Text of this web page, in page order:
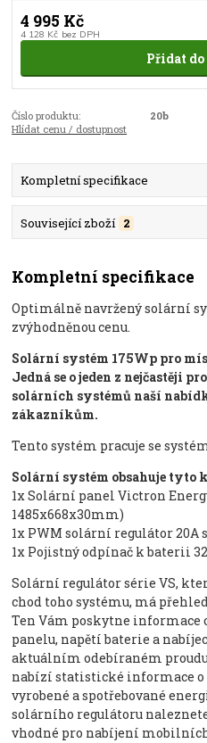
4 995 Kč
4 128 Kč bez DPH
Přidat
Číslo produktu:
20b
Hlídat cenu / dostupnost
Kompletní specifikace
Související zboží 2
Kompletní specifikace
Optimálně navržený solární
zvýhodněnou cenu.
Solární systém 175Wp pro
Jedná se o jeden z nejčastěji
solárních systémů naší
zákazníkům.
Tento systém pracuje se
Solární systém obsahuje tyto
1x Solární panel Victron
1485x668x30mm)
1x PWM solární regulátor 20A
1x Pojistný odpínač k baterii
Solární regulátor série VS,
chod toho systému, má
Ten Vám poskytne informace
panelu, napětí baterie a
aktuálním odebíraném proudu
nabízí statistické informace
vyrobené a spotřebované
solárního regulátoru
vhodné pro nabíjení